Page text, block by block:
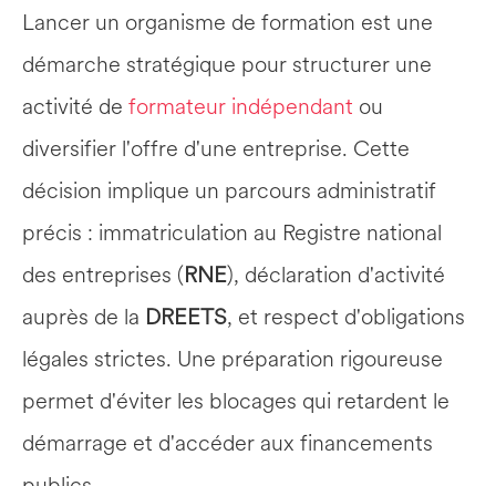
Lancer un organisme de formation est une
démarche stratégique pour structurer une
activité de formateur indépendant ou
diversifier l'offre d'une entreprise. Cette
décision implique un parcours administratif
précis : immatriculation au Registre national
des entreprises (RNE), déclaration d'activité
auprès de la DREETS, et respect d'obligations
légales strictes. Une préparation rigoureuse
permet d'éviter les blocages qui retardent le
démarrage et d'accéder aux financements